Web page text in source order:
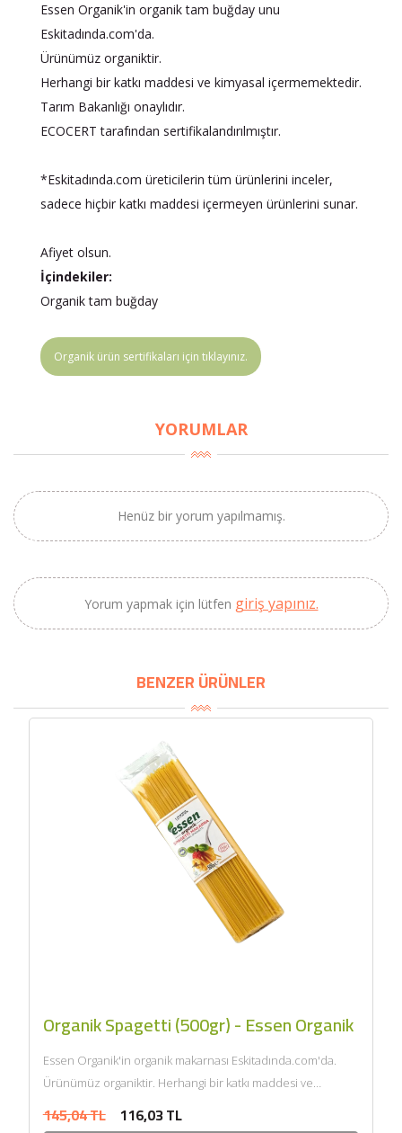
Essen Organik'in organik tam buğday unu
Eskitadında.com'da.
Ürünümüz organiktir.
Herhangi bir katkı maddesi ve kimyasal içermemektedir.
Tarım Bakanlığı onaylıdır.
ECOCERT tarafından sertifikalandırılmıştır.
*Eskitadında.com üreticilerin tüm ürünlerini inceler,
sadece hiçbir katkı maddesi içermeyen ürünlerini sunar.
Afiyet olsun.
İçindekiler:
Organik tam buğday
Organik ürün sertifikaları için tıklayınız.
YORUMLAR
Henüz bir yorum yapılmamış.
Yorum yapmak için lütfen giriş yapınız.
BENZER ÜRÜNLER
Organik Spagetti (500gr) - Essen Organik
Essen Organik'in organik makarnası Eskitadında.com'da.
Ürünümüz organiktir. Herhangi bir katkı maddesi ve
ECOCERT tarafından sertifikalandı......
145,04 TL 116,03 TL
×
BU HAFTANIN PLANLI İNDİRİMİ
2071,30 TL
Naturel Sızma
Zeytinyağı (5lt, Soğuk
Sıkım) - Bilgem
SEPETE EKLE